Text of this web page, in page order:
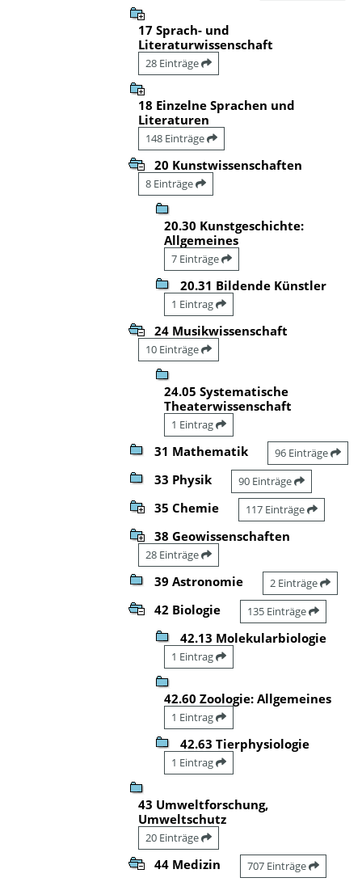
17 Sprach- und
Literaturwissenschaft
28 Einträge
18 Einzelne Sprachen und
Literaturen
148 Einträge
20 Kunstwissenschaften
8 Einträge
20.30 Kunstgeschichte:
Allgemeines
7 Einträge
20.31 Bildende Künstler
1 Eintrag
24 Musikwissenschaft
10 Einträge
24.05 Systematische
Theaterwissenschaft
1 Eintrag
31 Mathematik 96 Einträge
33 Physik 90 Einträge
35 Chemie 117 Einträge
38 Geowissenschaften
28 Einträge
39 Astronomie 2 Einträge
42 Biologie 135 Einträge
42.13 Molekularbiologie
1 Eintrag
42.60 Zoologie: Allgemeines
1 Eintrag
42.63 Tierphysiologie
1 Eintrag
43 Umweltforschung,
Umweltschutz
20 Einträge
44 Medizin 707 Einträge